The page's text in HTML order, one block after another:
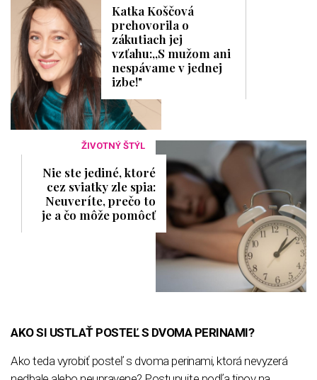
Katka Koščová
prehovorila o
zákutiach jej
vzťahu:,,S mužom ani
nespávame v jednej
izbe!"
ŽIVOTNÝ ŠTÝL
Nie ste jediné, ktoré
cez sviatky zle spia:
Neuveríte, prečo to
je a čo môže pomôcť
AKO SI USTLAŤ POSTEĽ S DVOMA PERINAMI?
Ako teda vyrobiť posteľ s dvoma perinami, ktorá nevyzerá